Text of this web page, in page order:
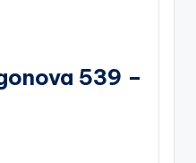
539 –